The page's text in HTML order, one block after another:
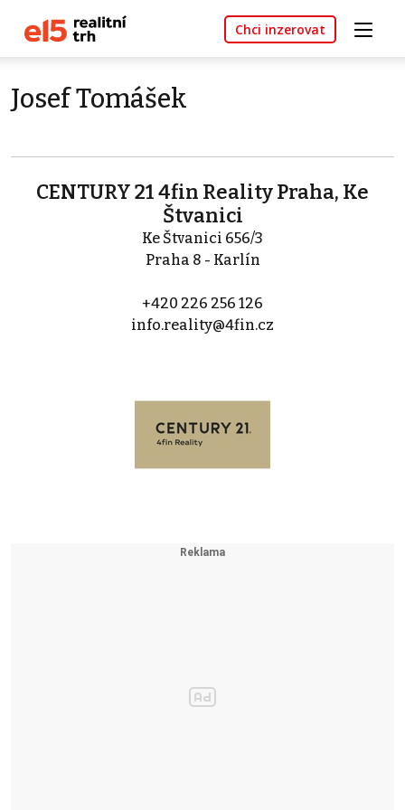
Chci inzerovat
Josef Tomášek
CENTURY 21 4fin Reality Praha, Ke
Štvanici
Ke Štvanici 656/3
Praha 8 - Karlín
+420 226 256 126
info.reality@4fin.cz